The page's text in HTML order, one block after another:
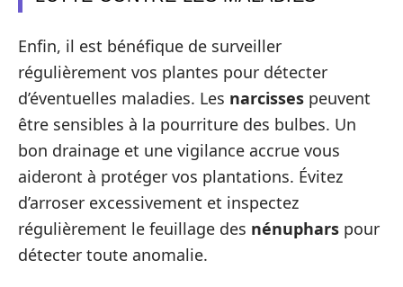
Enfin, il est bénéfique de surveiller
régulièrement vos plantes pour détecter
d’éventuelles maladies. Les narcisses peuvent
être sensibles à la pourriture des bulbes. Un
bon drainage et une vigilance accrue vous
aideront à protéger vos plantations. Évitez
d’arroser excessivement et inspectez
régulièrement le feuillage des nénuphars pour
détecter toute anomalie.